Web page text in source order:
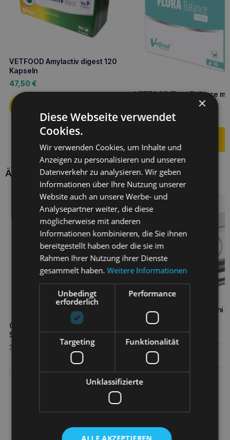
VETFOOD Amylactiv digest 120
Kapseln
47,50 €
VETFOOD Flora Balance
12,10€
Ähnliche Produkte
GIMCAT Malt-Soft Paste Extra
50g fusselfreie Paste
3,50
Weiterlesen
VETFOOD bentoactiv mini
13,40€
×
Diese Webseite verwendet
Cookies.
Wir verwenden Cookies, um Inhalte und
Anzeigen zu personalisieren und unseren
Datenverkehr zu analysieren. Wir geben
Informationen über Ihre Nutzung unserer
Website auch an unsere Werbe- und
Analysepartner weiter, die diese
möglicherweise mit anderen
Informationen kombinieren, die Sie ihnen
bereitgestellt haben oder die sie im
Rahmen Ihrer Nutzung ihrer Dienste
gesammelt haben.Weitere Informationen
Unbedingt
erforderlich
Performance
Targeting Funktionalität
Unklassifizierte